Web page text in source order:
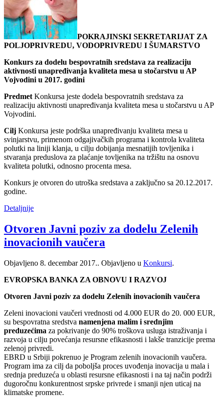
POKRAJINSKI SEKRETARIJAT ZA
POLJOPRIVREDU, VODOPRIVREDU I ŠUMARSTVO
Konkurs za dodelu bespovratnih sredstava za realizaciju
aktivnosti unapređivanja kvaliteta mesa u stočarstvu u AP
Vojvodini u 2017. godini
Predmet Konkursa jeste dodela bespovratnih sredstava za
realizaciju aktivnosti unapređivanja kvaliteta mesa u stočarstvu u AP
Vojvodini.
Cilj Konkursa jeste podrška unapređivanju kvaliteta mesa u
svinjarstvu, primenom odgajivačkih programa i kontrola kvaliteta
polutki na liniji klanja, u cilju dobijanja mesnatijih tovljenika i
stvaranja preduslova za plaćanje tovljenika na tržištu na osnovu
kvaliteta polutki, odnosno procenta mesa.
Konkurs je otvoren do utroška sredstava a zaključno sa 20.12.2017.
godine.
Detaljnije
Otvoren Javni poziv za dodelu Zelenih
inovacionih vaučera
Objavljeno 8. decembar 2017.. Objavljeno u Konkursi.
EVROPSKA BANKA ZA OBNOVU I RAZVOJ
Otvoren Javni poziv za dodelu Zelenih inovacionih vaučera
Zeleni inovacioni vaučeri vrednosti od 4.000 EUR do 20. 000 EUR,
su bespovratna sredstva namenjena malim i srednjim
preduzećima za pokrivanje do 90% troškova usluga istraživanja i
razvoja u cilju povećanja resursne efikasnosti i lakše tranzicije prema
zelenoj privredi.
EBRD u Srbiji pokrenuo je Program zelenih inovacionih vaučera.
Program ima za cilj da poboljša proces uvođenja inovacija u mala i
srednja preduzeća u oblasti resursne efikasnosti i na taj način podrži
dugoročnu konkurentnost srpske privrede i smanji njen uticaj na
klimatske promene.